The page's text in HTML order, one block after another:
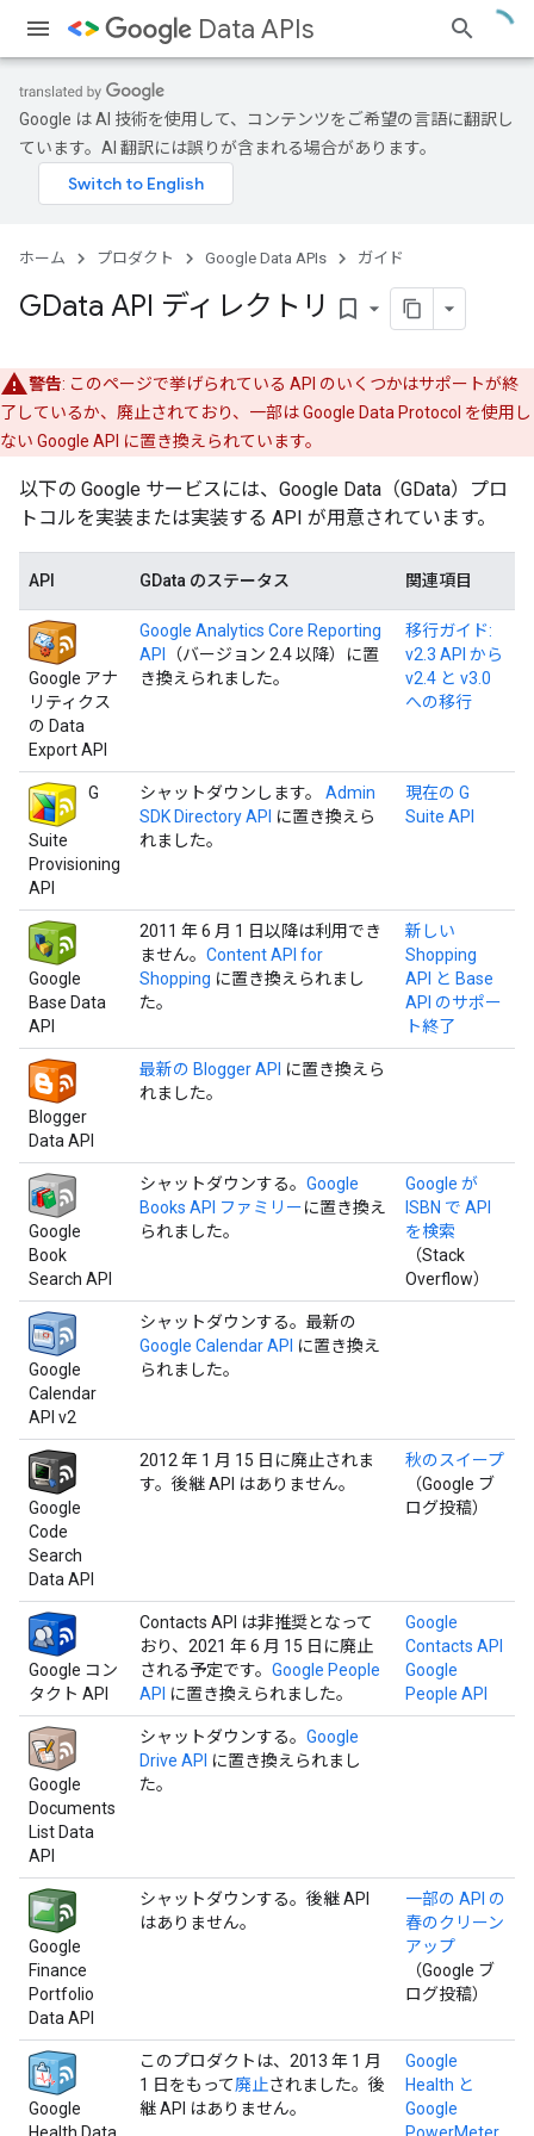
Data APIs
Google は AI 技術を使用して、コンテンツをご希望の言語に翻訳し
ています。AI 翻訳には誤りが含まれる場合があります。
ホーム プロダクト Google Data APIs ガイド
GData API ディレクトリ bookmark_border
警告: このページで挙げられている API のいくつかはサポートが終
了しているか、廃止されており、一部は Google Data Protocol を使用し
ない Google API に置き換えられています。
以下の Google サービスには、Google Data（GData）プロ
トコルを実装または実装する API が用意されています。
API GData のステータス 関連項目
Google アナ
リティクス
の Data
Export API
Google Analytics Core Reporting
API
（バージョン 2.4 以降）に置
き換えられました。
移行ガイド:
v2.3 API から
v2.4 と v3.0
への移行
G
Suite
Provisioning
API
シャットダウンします。 Admin
SDK Directory API に置き換えら
れました。
現在の G
Suite API
Google
Base Data
API
2011 年 6 月 1 日以降は利用でき
ません。 Content API for
Shopping に置き換えられまし
た。
新しい
Shopping
API と Base
API のサポー
ト終了
Blogger
Data API
最新の Blogger API に置き換えら
れました。
Google
Book
Search API
シャットダウンする。 Google
Books API ファミリーに置き換え
られました。
Google が
ISBN で API
を検索
（Stack
Overflow）
Google
Calendar
API v2
シャットダウンする。最新の
Google Calendar API に置き換え
られました。
Google
Code
Search
Data API
2012 年 1 月 15 日に廃止されま
す。後継 API はありません。
秋のスイープ
（Google ブ
ログ投稿）
Google コン
タクト API
Contacts API は非推奨となって
おり、2021 年 6 月 15 日に廃止
される予定です。 Google People
API に置き換えられました。
Google
Contacts API
Google
People API
Google
Documents
List Data
API
シャットダウンする。 Google
Drive API に置き換えられまし
た。
Google
Finance
Portfolio
Data API
シャットダウンする。後継 API
はありません。
一部の API の
春のクリーン
アップ
（Google ブ
ログ投稿）
Google
このプロダクトは、2013 年 1 月
1 日をもって廃止されました。後
継 API はありません。
Google
Health と
Google